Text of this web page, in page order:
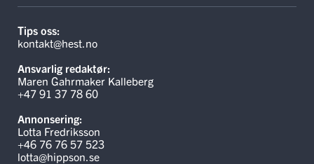
Tips oss:
kontakt@hest.no
Ansvarlig redaktør:
Maren Gahrmaker Kalleberg
+47 91 37 78 60
Annonsering:
Lotta Fredriksson
+46 76 76 57 523
lotta@hippson.se